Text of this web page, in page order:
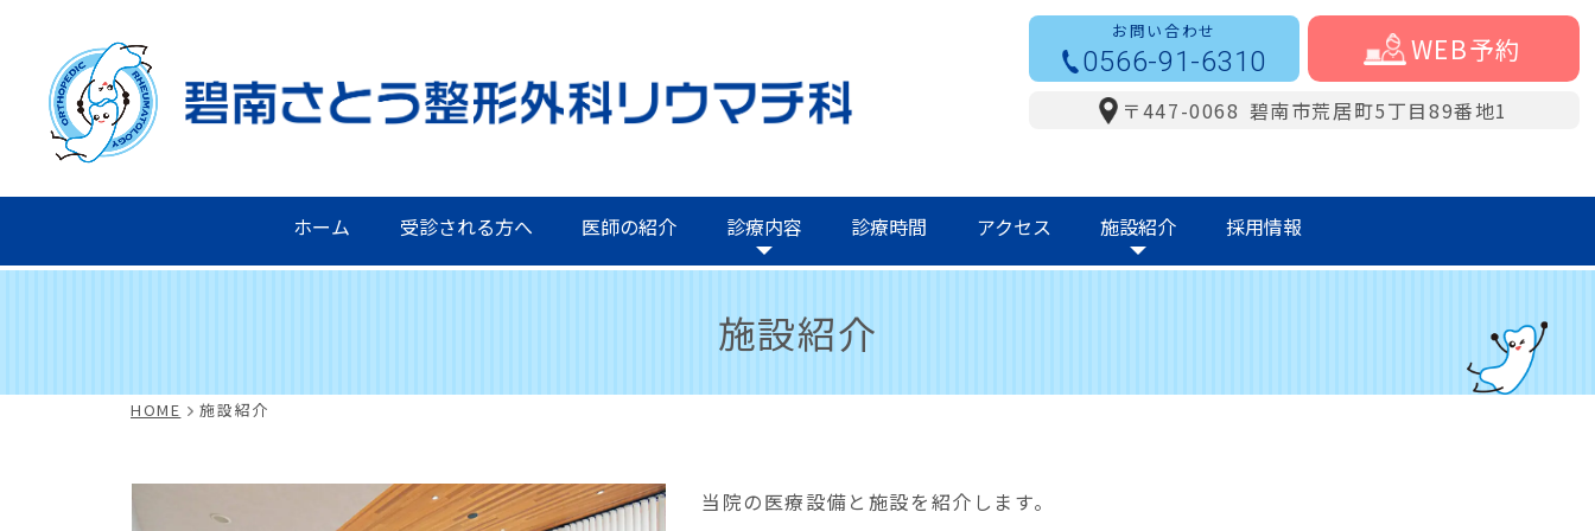
お問い合わせ
0566-91-6310 WEB予約
〒447-0068 碧南市荒居町5丁目89番地1
ホーム 受診される方へ 医師の紹介 診療内容 診療時間 アクセス 施設紹介 採用情報
施設紹介
HOME 施設紹介
当院の医療設備と施設を紹介します。